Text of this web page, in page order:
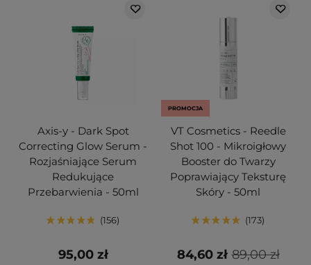
Axis-y - Dark Spot
Correcting Glow Serum -
Rozjaśniające Serum
Redukujące
Przebarwienia - 50ml
156
95,00 zł
PROMOCJA
VT Cosmetics - Reedle
Shot 100 - Mikroigłowy
Booster do Twarzy
Poprawiający Teksturę
Skóry - 50ml
173
89,00 zł
84,60 zł